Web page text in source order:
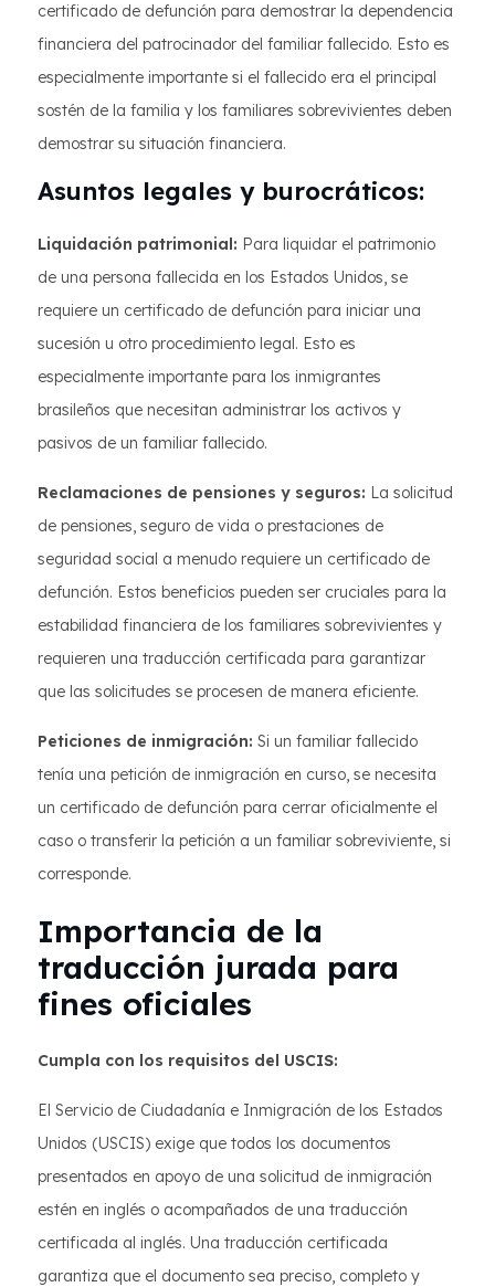
certificado de defunción para demostrar la dependencia
financiera del patrocinador del familiar fallecido. Esto es
especialmente importante si el fallecido era el principal
sostén de la familia y los familiares sobrevivientes deben
demostrar su situación financiera.
Asuntos legales y burocráticos:
Liquidación patrimonial: Para liquidar el patrimonio
de una persona fallecida en los Estados Unidos, se
requiere un certificado de defunción para iniciar una
sucesión u otro procedimiento legal. Esto es
especialmente importante para los inmigrantes
brasileños que necesitan administrar los activos y
pasivos de un familiar fallecido.
Reclamaciones de pensiones y seguros: La solicitud
de pensiones, seguro de vida o prestaciones de
seguridad social a menudo requiere un certificado de
defunción. Estos beneficios pueden ser cruciales para la
estabilidad financiera de los familiares sobrevivientes y
requieren una traducción certificada para garantizar
que las solicitudes se procesen de manera eficiente.
Peticiones de inmigración: Si un familiar fallecido
tenía una petición de inmigración en curso, se necesita
un certificado de defunción para cerrar oficialmente el
caso o transferir la petición a un familiar sobreviviente, si
corresponde.
Importancia de la
traducción jurada para
fines oficiales
Cumpla con los requisitos del USCIS:
El Servicio de Ciudadanía e Inmigración de los Estados
Unidos (USCIS) exige que todos los documentos
presentados en apoyo de una solicitud de inmigración
estén en inglés o acompañados de una traducción
certificada al inglés. Una traducción certificada
garantiza que el documento sea preciso, completo y